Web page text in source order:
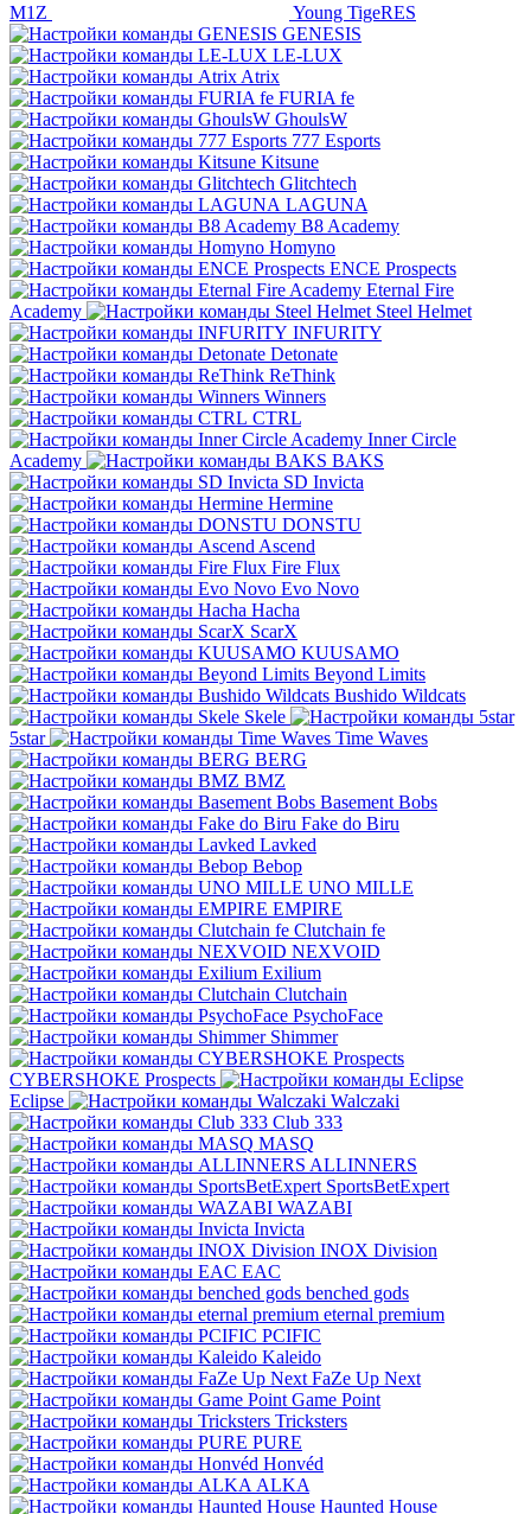
M1Z
Young TigeRES
GENESIS
LE-LUX
Atrix
FURIA fe
GhoulsW
777 Esports
Kitsune
Glitchtech
LAGUNA
B8 Academy
Homyno
ENCE Prospects
Eternal Fire
Academy
Steel Helmet
INFURITY
Detonate
ReThink
Winners
CTRL
Inner Circle
Academy
BAKS
SD Invicta
Hermine
DONSTU
Ascend
Fire Flux
Evo Novo
Hacha
ScarX
KUUSAMO
Beyond Limits
Bushido Wildcats
Skele
5star
Time Waves
BERG
BMZ
Basement Bobs
Fake do Biru
Lavked
Bebop
UNO MILLE
EMPIRE
Clutchain fe
NEXVOID
Exilium
Clutchain
PsychoFace
Shimmer
CYBERSHOKE Prospects
Eclipse
Walczaki
Club 333
MASQ
ALLINNERS
SportsBetExpert
WAZABI
Invicta
INOX Division
EAC
benched gods
eternal premium
PCIFIC
Kaleido
FaZe Up Next
Game Point
Tricksters
PURE
Honvéd
ALKA
Haunted House